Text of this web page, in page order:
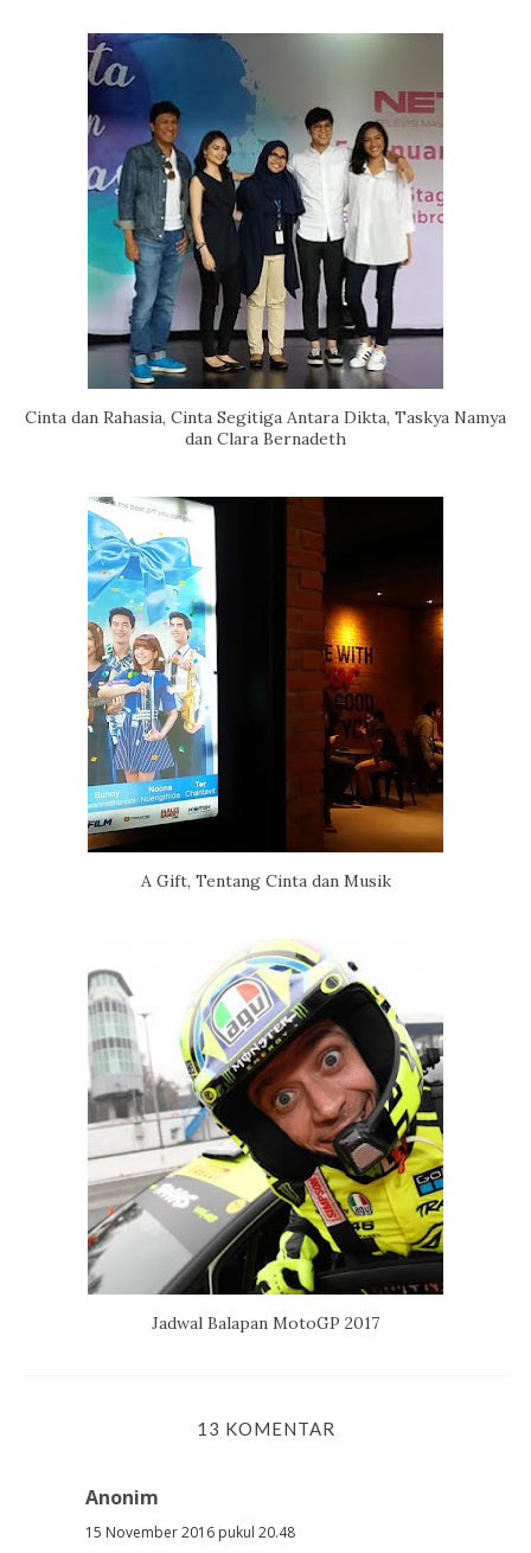
Cinta dan Rahasia, Cinta Segitiga Antara Dikta, Taskya Namya
dan Clara Bernadeth
A Gift, Tentang Cinta dan Musik
Jadwal Balapan MotoGP 2017
13 KOMENTAR
Anonim
15 November 2016 pukul 20.48